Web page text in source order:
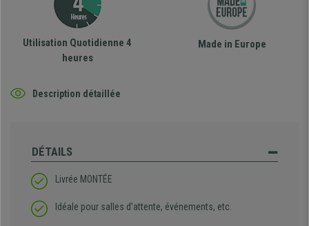
Utilisation Quotidienne 4
heures
Made in Europe
Description détaillée
DÉTAILS
Livrée MONTÉE
Idéale pour salles d’attente, événements, etc.